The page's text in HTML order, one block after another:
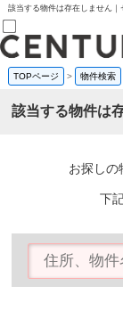
該当する物件は存在しません
売買部
0120-800-844
賃貸部
会員メニュー
物件を探す
購入TOP
条件から探す
TOPページ > 物件検索
該当する物件は
お探しの
下